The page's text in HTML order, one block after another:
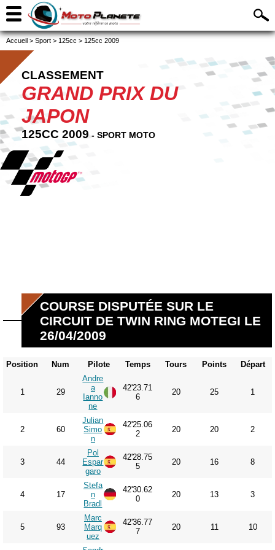
Accueil > Sport > 125cc > 125cc 2009
CLASSEMENT
GRAND PRIX DU
JAPON
125CC 2009 - SPORT MOTO
COURSE DISPUTÉE SUR LE
CIRCUIT DE TWIN RING MOTEGI LE
26/04/2009
Position Num Pilote Temps Tours Points Départ
1 29
Andre
a
Ianno
ne
42'23.71
6
20 25 1
2 60
Julian
Simo
n
42'25.06
2
20 20 2
3 44
Pol
Espar
garo
42'28.75
5
20 16 8
4 17
Stefa
n
Bradl
42'30.62
0
20 13 3
5 93
Marc
Marq
uez
42'36.77
7
20 11 10